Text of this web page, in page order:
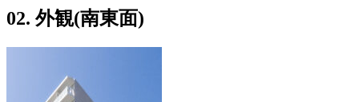
02. 外観(南東面)